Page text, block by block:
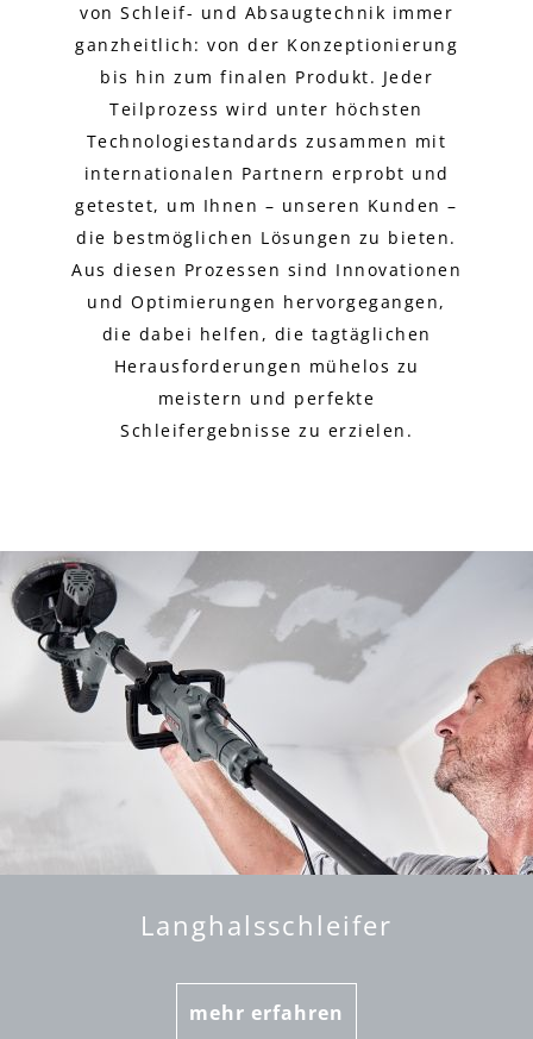
von Schleif- und Absaugtechnik immer
ganzheitlich: von der Konzeptionierung
bis hin zum finalen Produkt. Jeder
Teilprozess wird unter höchsten
Technologiestandards zusammen mit
internationalen Partnern erprobt und
getestet, um Ihnen – unseren Kunden –
die bestmöglichen Lösungen zu bieten.
Aus diesen Prozessen sind Innovationen
und Optimierungen hervorgegangen,
die dabei helfen, die tagtäglichen
Herausforderungen mühelos zu
meistern und perfekte
Schleifergebnisse zu erzielen.
Langhalsschleifer
mehr erfahren